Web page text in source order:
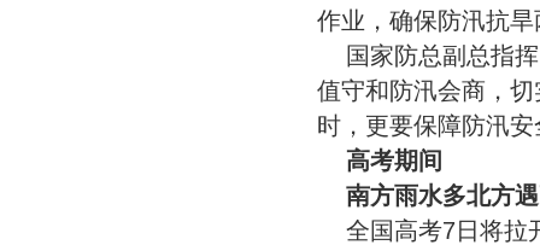
作业，确保防汛抗
国家防总副总指
值守和防汛会商，
时，更要保障防汛安
高考期间
南方雨水多北方
全国高考7日将拉